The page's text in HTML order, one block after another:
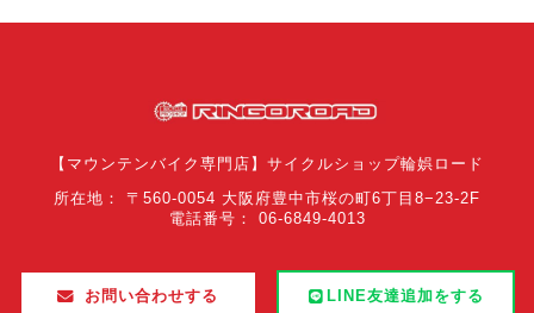
【マウンテンバイク専門店】サイクルショップ輪娯ロード
所在地： 〒560-0054 大阪府豊中市桜の町6丁目8−23-2F
電話番号： 06-6849-4013
お問い合わせする LINE友達追加をする